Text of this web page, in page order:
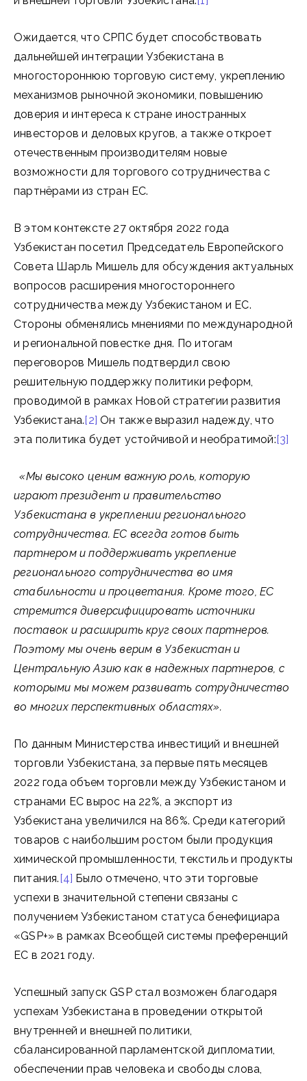
Ожидается, что СРПС будет способствовать
дальнейшей интеграции Узбекистана в
многостороннюю торговую систему, укреплению
механизмов рыночной экономики, повышению
доверия и интереса к стране иностранных
инвесторов и деловых кругов, а также откроет
отечественным производителям новые
возможности для торгового сотрудничества с
партнёрами из стран ЕС.
В этом контексте 27 октября 2022 года
Узбекистан посетил Председатель Европейского
Совета Шарль Мишель для обсуждения актуальных
вопросов расширения многостороннего
сотрудничества между Узбекистаном и ЕС.
Стороны обменялись мнениями по международной
и региональной повестке дня. По итогам
переговоров Мишель подтвердил свою
решительную поддержку политики реформ,
проводимой в рамках Новой стратегии развития
Узбекистана.[2] Он также выразил надежду, что
эта политика будет устойчивой и необратимой:[3]
«Мы высоко ценим важную роль, которую
играют президент и правительство
Узбекистана в укреплении регионального
сотрудничества. ЕС всегда готов быть
партнером и поддерживать укрепление
регионального сотрудничества во имя
стабильности и процветания. Кроме того, ЕС
стремится диверсифицировать источники
поставок и расширить круг своих партнеров.
Поэтому мы очень верим в Узбекистан и
Центральную Азию как в надежных партнеров, с
которыми мы можем развивать сотрудничество
во многих перспективных областях».
По данным Министерства инвестиций и внешней
торговли Узбекистана, за первые пять месяцев
2022 года объем торговли между Узбекистаном и
странами ЕС вырос на 22%, а экспорт из
Узбекистана увеличился на 86%. Среди категорий
товаров с наибольшим ростом были продукция
химической промышленности, текстиль и продукты
питания.[4] Было отмечено, что эти торговые
успехи в значительной степени связаны с
получением Узбекистаном статуса бенефициара
«GSP+» в рамках Всеобщей системы преференций
ЕС в 2021 году.
Успешный запуск GSP стал возможен благодаря
успехам Узбекистана в проведении открытой
внутренней и внешней политики,
сбалансированной парламентской дипломатии,
обеспечении прав человека и свободы слова,